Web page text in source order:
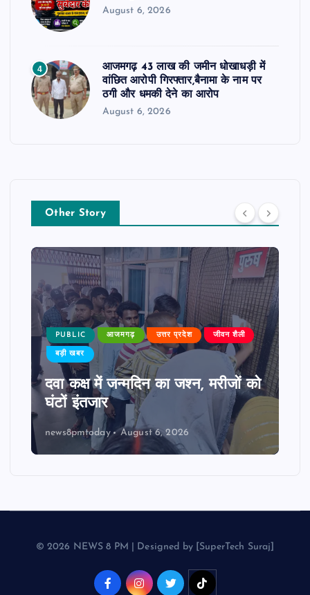
August 6, 2026
4
आजमगढ़ 43 लाख की जमीन धोखाधड़ी में
वांछित आरोपी गिरफ्तार,बैनामा के नाम पर
ठगी और धमकी देने का आरोप
August 6, 2026
Other Story
PUBLIC आजमगढ़ उत्तर प्रदेश जीवन शैली
बड़ी खबर
दवा कक्ष में जन्मदिन का जश्न, मरीजों को
घंटों इंतजार
news8pmtoday August 6, 2026
© 2026 NEWS 8 PM | Designed by [SuperTech Suraj]